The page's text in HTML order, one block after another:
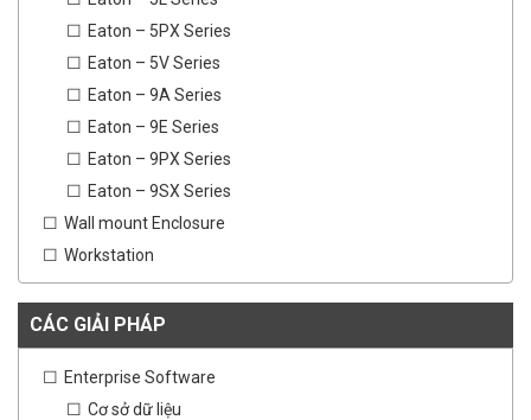
Eaton – 5PX Series
Eaton – 5V Series
Eaton – 9A Series
Eaton – 9E Series
Eaton – 9PX Series
Eaton – 9SX Series
Wall mount Enclosure
Workstation
CÁC GIẢI PHÁP
Enterprise Software
Cơ sở dữ liệu